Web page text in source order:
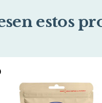
estos